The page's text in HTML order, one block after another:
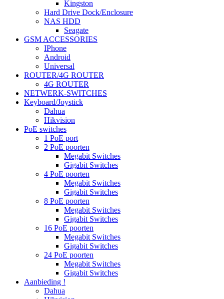
Kingston
Hard Drive Dock/Enclosure
NAS HDD
Seagate
GSM ACCESSORIES
IPhone
Android
Universal
ROUTER/4G ROUTER
4G ROUTER
NETWERK-SWITCHES
Keyboard/Joystick
Dahua
Hikvision
PoE switches
1 PoE port
2 PoE poorten
Megabit Switches
Gigabit Switches
4 PoE poorten
Megabit Switches
Gigabit Switches
8 PoE poorten
Megabit Switches
Gigabit Switches
16 PoE poorten
Megabit Switches
Gigabit Switches
24 PoE poorten
Megabit Switches
Gigabit Switches
Aanbieding !
Dahua